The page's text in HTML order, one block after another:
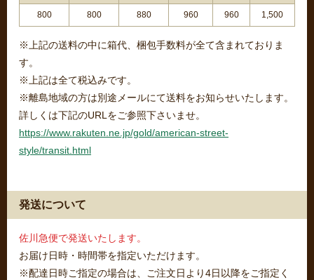
800 800 880 960 960 1,500
※上記の送料の中に箱代、梱包手数料が全て含まれておりま
す。
※上記は全て税込みです。
※離島地域の方は別途メールにて送料をお知らせいたします。
詳しくは下記のURLをご参照下さいませ。
https://www.rakuten.ne.jp/gold/american-street-
style/transit.html
発送について
佐川急便で発送いたします。
お届け日時・時間帯を指定いただけます。
※配達日時ご指定の場合は、ご注文日より4日以降をご指定く